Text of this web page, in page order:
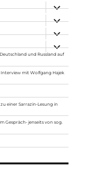
anzeigen
anzeigen
anzeigen
anzeigen
und Russland auf
Interview mit Wolfgang Hajek
einer Sarrazin-Lesung in
Gespräch- jenseits von sog.